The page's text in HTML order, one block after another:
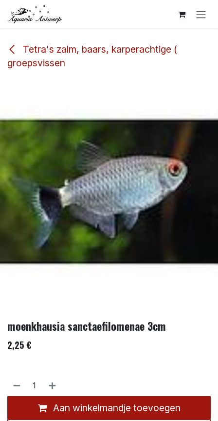
Overslaan naar inhoud
Tetra's zalm, baars, karperachtige (
groepsvissen
moenkhausia sanctaefilomenae 3cm
2,25 €
Aan winkelmandje toevoegen